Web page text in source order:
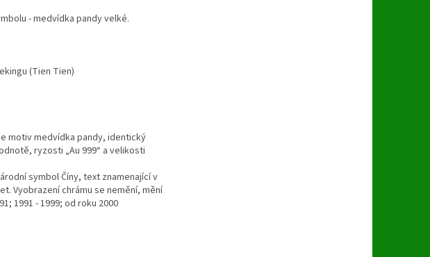
- medvídka pandy velké.
(Tien Tien)
motiv medvídka pandy, identický
ryzosti „Au 999“ a velikosti
symbol Číny, text znamenající v
Vyobrazení chrámu se nemění, mění
1991 - 1999; od roku 2000